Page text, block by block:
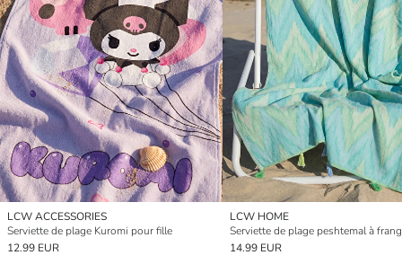
LCW ACCESSORIES
Serviette de plage Kuromi pour fille
12.99 EUR
LCW HOME
14.99 EUR